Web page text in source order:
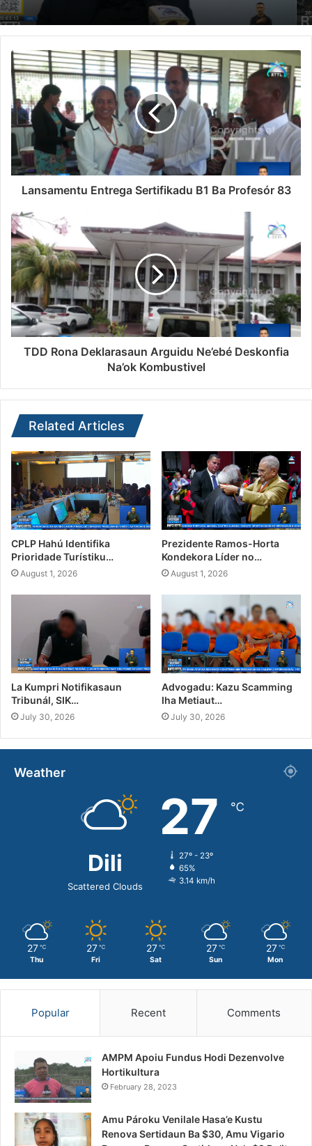
Lansamentu Entrega Sertifikadu B1 Ba Profesór 83
TDD Rona Deklarasaun Arguidu Ne’ebé Deskonfia
Na’ok Kombustivel
Related Articles
CPLP Hahú Identifika
Prioridade Turístiku…
August 1, 2026
Prezidente Ramos-Horta
Kondekora Líder no…
August 1, 2026
La Kumpri Notifikasaun
Tribunál, SIK…
July 30, 2026
Advogadu: Kazu Scamming
Iha Metiaut…
July 30, 2026
Weather
Dili
Scattered Clouds
27 ℃
27º - 23º
65%
3.14 km/h
27 ℃
Thu
27 ℃
Fri
27 ℃
Sat
27 ℃
Sun
27 ℃
Mon
Popular Recent Comments
AMPM Apoiu Fundus Hodi Dezenvolve
Hortikultura
February 28, 2023
Amu Pároku Venilale Hasa’e Kustu
Renova Sertidaun Ba $30, Amu Vigario